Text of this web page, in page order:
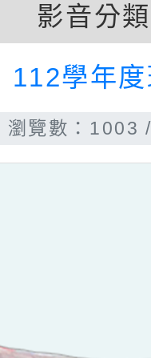
影音分類
112學年
瀏覽數：1003